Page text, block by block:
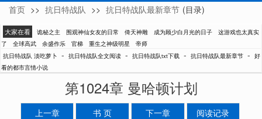
淡吃萝卜
首页 >> 抗日特战队 >> 抗日特战队最新章节 (目录)
大家在看 诡秘之主 围观神仙女友的日常 倚天神雕 成为顾少白月光的日子
这游戏也太真实
了
全球高武 余盛作乐 官梯 重生之神级明星
帝师
抗日特战队 淡吃萝卜 - 抗日特战队全文阅读 - 抗日特战队txt下载 - 抗日特战队最新章节 - 好
看的都市言情小说
第1024章 曼哈顿计划
上一章 书 页 下一章 阅读记录